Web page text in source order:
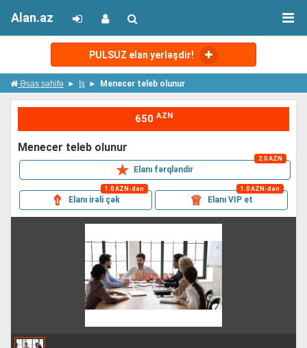
PULSUZ elan yerləşdir!
Alan.az
Əsas səhifə İş Menecer teleb olunur
650 AZN
menecer teleb olunur
✯ Elanı fərqləndir
2.0 AZN
⇮ Elanı irəli çək
1.0 AZN-dən
♕ Elanı VIP et
1.0 AZN-dən